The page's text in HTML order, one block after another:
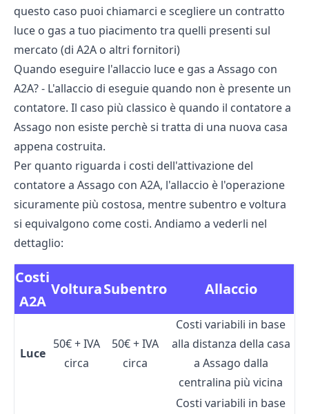
questo caso puoi chiamarci e scegliere un contratto
luce o gas a tuo piacimento tra quelli presenti sul
mercato (di A2A o altri fornitori)
Quando eseguire l'allaccio luce e gas a Assago con
A2A? - L'allaccio di eseguie quando non è presente un
contatore. Il caso più classico è quando il contatore a
Assago non esiste perchè si tratta di una nuova casa
appena costruita.
Per quanto riguarda i costi dell'attivazione del
contatore a Assago con A2A, l'allaccio è l'operazione
sicuramente più costosa, mentre subentro e voltura
si equivalgono come costi. Andiamo a vederli nel
dettaglio:
Costi
A2A
VolturaSubentro Allaccio
Luce
50€ + IVA
circa
50€ + IVA
circa
Costi variabili in base
alla distanza della casa
a Assago dalla
centralina più vicina
Costi variabili in base